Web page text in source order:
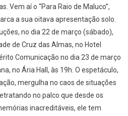
Raio
De
Maluco”
De
Vem aí o “Para Raio de Maluco”,
a sua oitava apresentação solo.
no dia 22 de março (sábado),
de Cruz das Almas, no Hotel
Comunicação no dia 23 de março
no Ária Hall, às 19h. O espetáculo,
mergulha no caos de situações
no palco que desde os
inacreditáveis, ele tem